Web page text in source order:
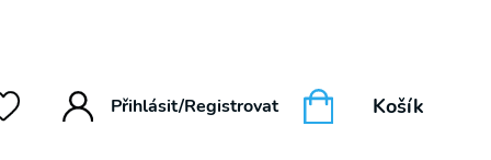
Přihlásit/Registrovat Košík